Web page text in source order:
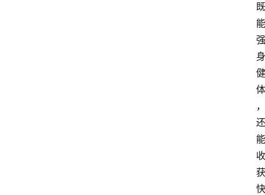
既
能
强
身
健
体
，
还
能
收
获
快